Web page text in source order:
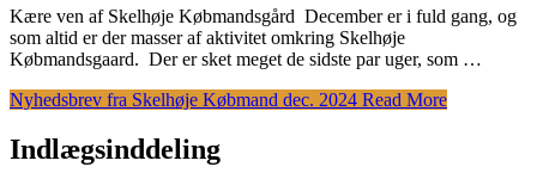
Kære ven af Skelhøje Købmandsgård December er i fuld gang, og
som altid er der masser af aktivitet omkring Skelhøje
Købmandsgaard. Der er sket meget de sidste par uger, som …
Nyhedsbrev fra Skelhøje Købmand dec. 2024 Read More
Indlægsinddeling